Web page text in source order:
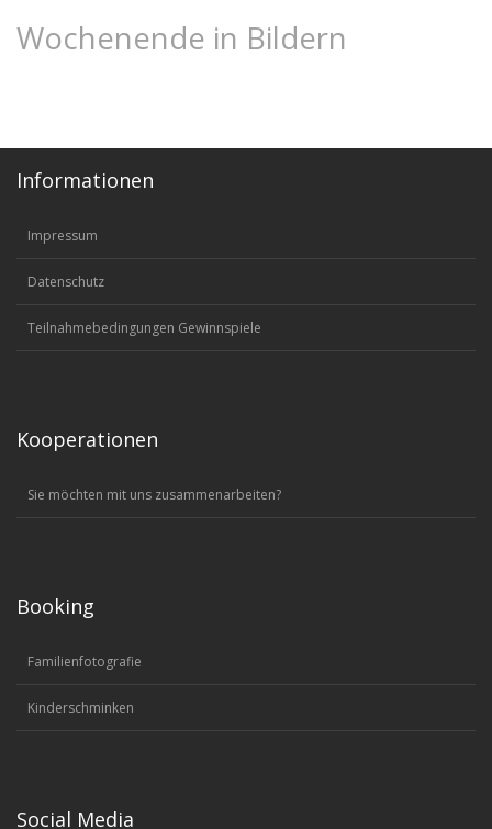
Wochenende in Bildern
Informationen
Impressum
Datenschutz
Teilnahmebedingungen Gewinnspiele
Kooperationen
Sie möchten mit uns zusammenarbeiten?
Booking
Familienfotografie
Kinderschminken
Social Media